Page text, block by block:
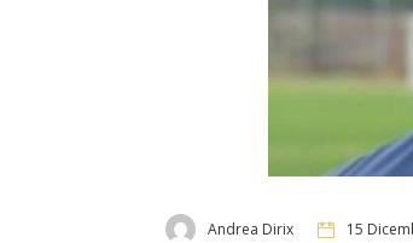
Andrea Dirix 15